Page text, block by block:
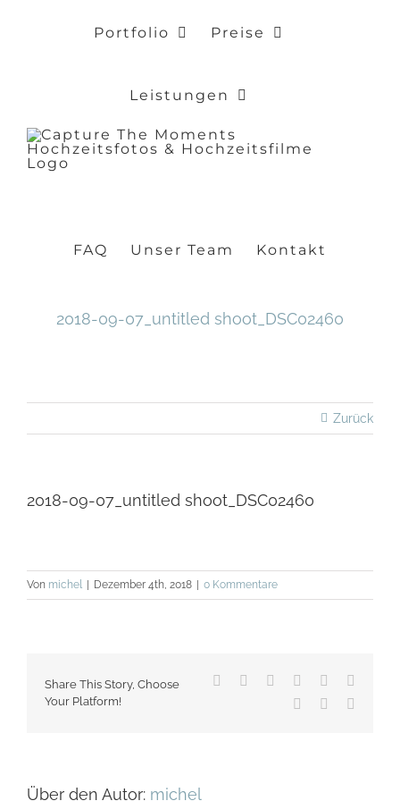
Portfolio Preise
Leistungen
FAQ Unser Team Kontakt
2018-09-07_untitled shoot_DSC02460
Zurück
2018-09-07_untitled shoot_DSC02460
Von michel | Dezember 4th, 2018 | 0 Kommentare
Share This Story, Choose
Your Platform!
Facebook Reddit LinkedInWhatsApp
Pinterest
Über den Autor: michel